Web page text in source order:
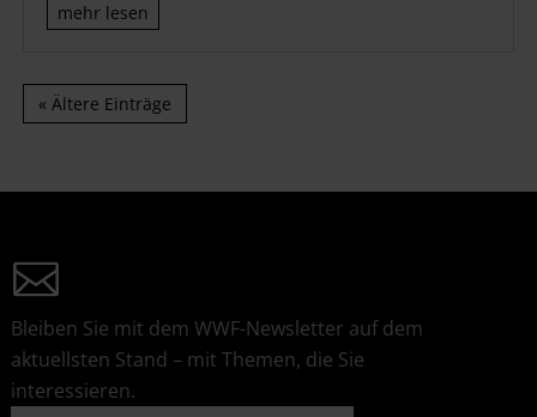
mehr lesen
« Ältere Einträge
Bleiben Sie mit dem WWF-Newsletter auf dem
aktuellsten Stand – mit Themen, die Sie
interessieren.